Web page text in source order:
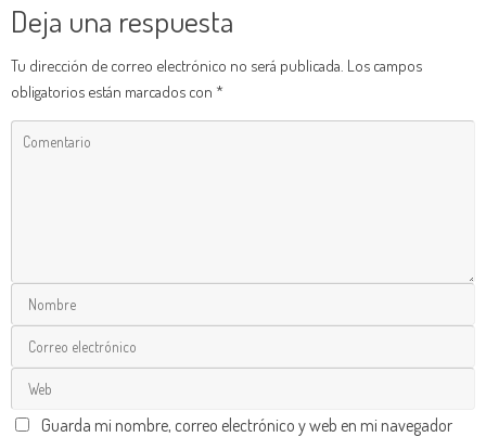
Deja una respuesta
Tu dirección de correo electrónico no será publicada. Los campos
obligatorios están marcados con *
Guarda mi nombre, correo electrónico y web en mi navegador